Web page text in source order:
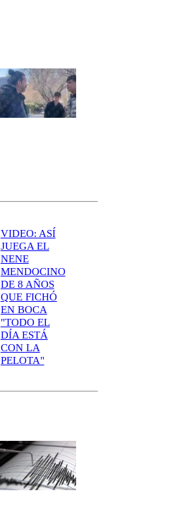
VIDEO: ASÍ
JUEGA EL
NENE
MENDOCINO
DE 8 AÑOS
QUE FICHÓ
EN BOCA
"TODO EL
DÍA ESTÁ
CON LA
PELOTA"